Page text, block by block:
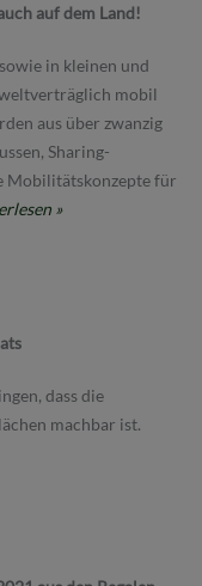
auf dem Land!
in kleinen und
mobil
aus über zwanzig
Sharing-
Mobilitätskonzepte für
»
dass die
machbar ist.